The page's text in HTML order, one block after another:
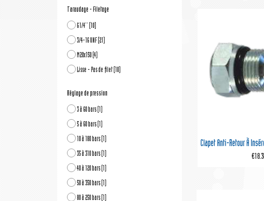
Taraudage - Filetage
G1/4''
(10)
3/4-16 UNF (21)
M20x150 (4)
Lisse - Pas de filet (10)
Réglage de pression
3 à 60 bars (1)
5 à 60 bars (1)
10 à 180 bars (1)
35 à 310 bars (1)
40 à 120 bars (1)
50 à 350 bars (1)
80 à 250 bars (1)

Clapet Anti-Retour À